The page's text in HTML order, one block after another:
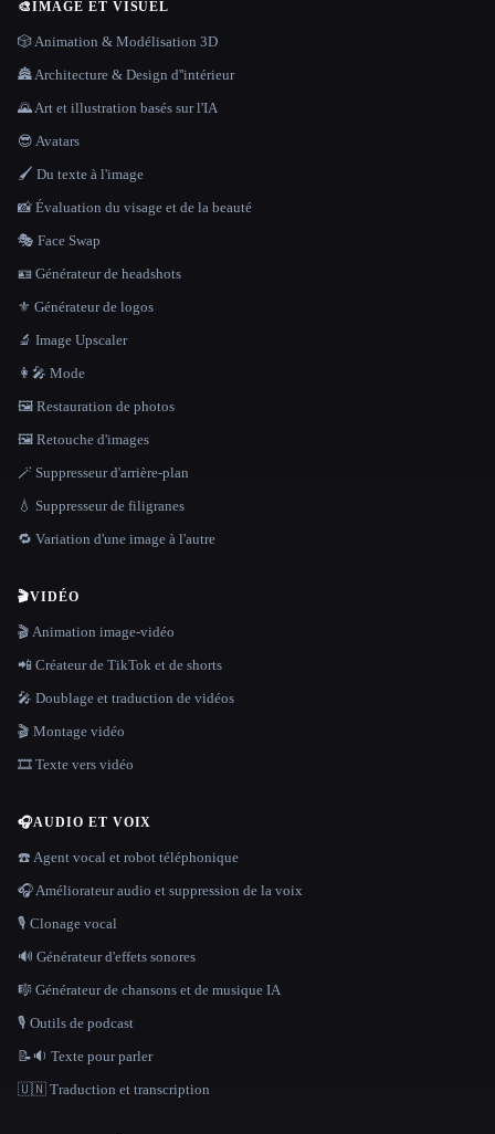
🎨IMAGE ET VISUEL
🎲 Animation & Modélisation 3D
🏯 Architecture & Design d''intérieur
🌄 Art et illustration basés sur l'IA
😎 Avatars
🖌️ Du texte à l'image
📸 Évaluation du visage et de la beauté
🎭 Face Swap
🪪 Générateur de headshots
⚜️ Générateur de logos
🔬 Image Upscaler
👩‍🎤 Mode
🖼️ Restauration de photos
🖼️ Retouche d'images
🪄 Suppresseur d'arrière-plan
💧 Suppresseur de filigranes
🔁 Variation d'une image à l'autre
🎬VIDÉO
🎬 Animation image-vidéo
📲 Créateur de TikTok et de shorts
🎤 Doublage et traduction de vidéos
🎬 Montage vidéo
🎞️ Texte vers vidéo
🎧AUDIO ET VOIX
☎️ Agent vocal et robot téléphonique
🎧 Améliorateur audio et suppression de la voix
🎙️ Clonage vocal
🔊 Générateur d'effets sonores
🎼 Générateur de chansons et de musique IA
🎙️ Outils de podcast
📝🔉 Texte pour parler
🇺🇳 Traduction et transcription